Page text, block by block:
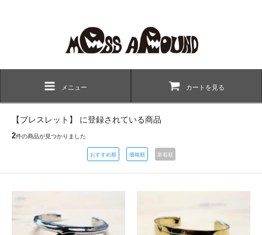
メニュー カートを見る
【ブレスレット】 に登録されている商品
2件の商品が見つかりました
おすすめ順 価格順 新着順